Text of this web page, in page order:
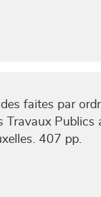
faites par
Travaux
407 pp.